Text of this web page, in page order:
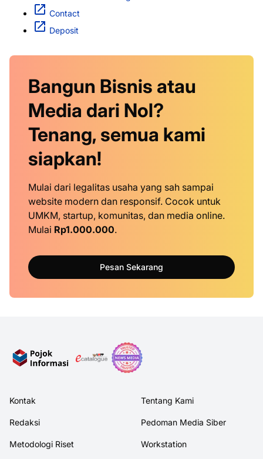
Contact
Deposit
Bangun Bisnis atau
Media dari Nol?
Tenang, semua kami
siapkan!
Mulai dari legalitas usaha yang sah sampai
website modern dan responsif. Cocok untuk
UMKM, startup, komunitas, dan media online.
Mulai Rp1.000.000.
Pesan Sekarang
Kontak Tentang Kami
Redaksi Pedoman Media Siber
Metodologi Riset Workstation